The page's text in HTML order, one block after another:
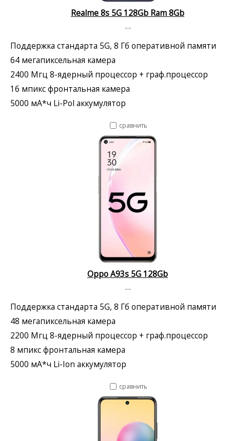
Realme 8s 5G 128Gb Ram 8Gb
--
Поддержка стандарта 5G, 8 Гб оперативной памяти
64 мегапиксельная камера
2400 Мгц 8-ядерный процессор + граф.процессор
16 мпикс фронтальная камера
5000 мА*ч Li-Pol аккумулятор
сравнить
Oppo A93s 5G 128Gb
--
Поддержка стандарта 5G, 8 Гб оперативной памяти
48 мегапиксельная камера
2200 Мгц 8-ядерный процессор + граф.процессор
8 мпикс фронтальная камера
5000 мА*ч Li-Ion аккумулятор
сравнить